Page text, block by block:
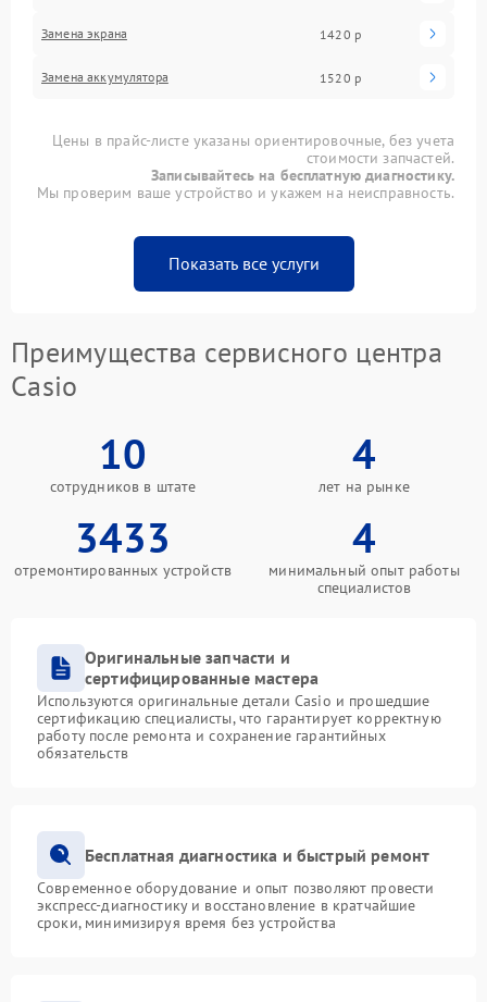
Замена экрана 1420 р
Замена аккумулятора 1520 р
Цены в прайс-листе указаны ориентировочные, без учета
стоимости запчастей.
Записывайтесь на бесплатную диагностику.
Мы проверим ваше устройство и укажем на неисправность.
Показать все услуги
Преимущества сервисного центра
Casio
10
сотрудников в штате
4
лет на рынке
3433
отремонтированных устройств
4
минимальный опыт работы
специалистов
Оригинальные запчасти и
сертифицированные мастера
Используются оригинальные детали Casio и прошедшие
сертификацию специалисты, что гарантирует корректную
работу после ремонта и сохранение гарантийных
обязательств
Бесплатная диагностика и быстрый ремонт
Современное оборудование и опыт позволяют провести
экспресс-диагностику и восстановление в кратчайшие
сроки, минимизируя время без устройства